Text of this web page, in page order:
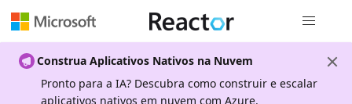
Construa Aplicativos Nativos na Nuvem
Pronto para a IA? Descubra como construir e escalar
aplicativos nativos em nuvem com Azure.